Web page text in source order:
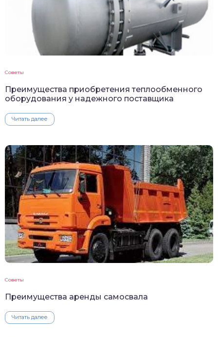
Советы
Преимущества приобретения теплообменного
оборудования у надежного поставщика
Читать далее
Советы
Преимущества аренды самосвала
Читать далее